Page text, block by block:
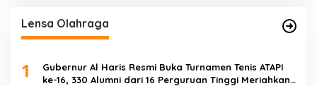
Lensa Olahraga
1
Gubernur Al Haris Resmi Buka Turnamen Tenis ATAPI
ke-16, 330 Alumni dari 16 Perguruan Tinggi Meriahkan